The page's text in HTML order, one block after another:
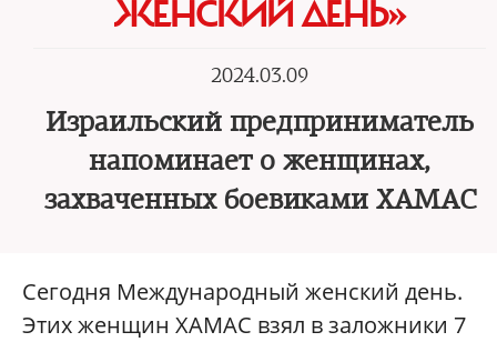
ЖЕНСКИЙ ДЕНЬ»
2024.03.09
Израильский предприниматель
напоминает о женщинах,
захваченных боевиками ХАМАС
Сегодня Международный женский день.
Этих женщин ХАМАС взял в заложники 7